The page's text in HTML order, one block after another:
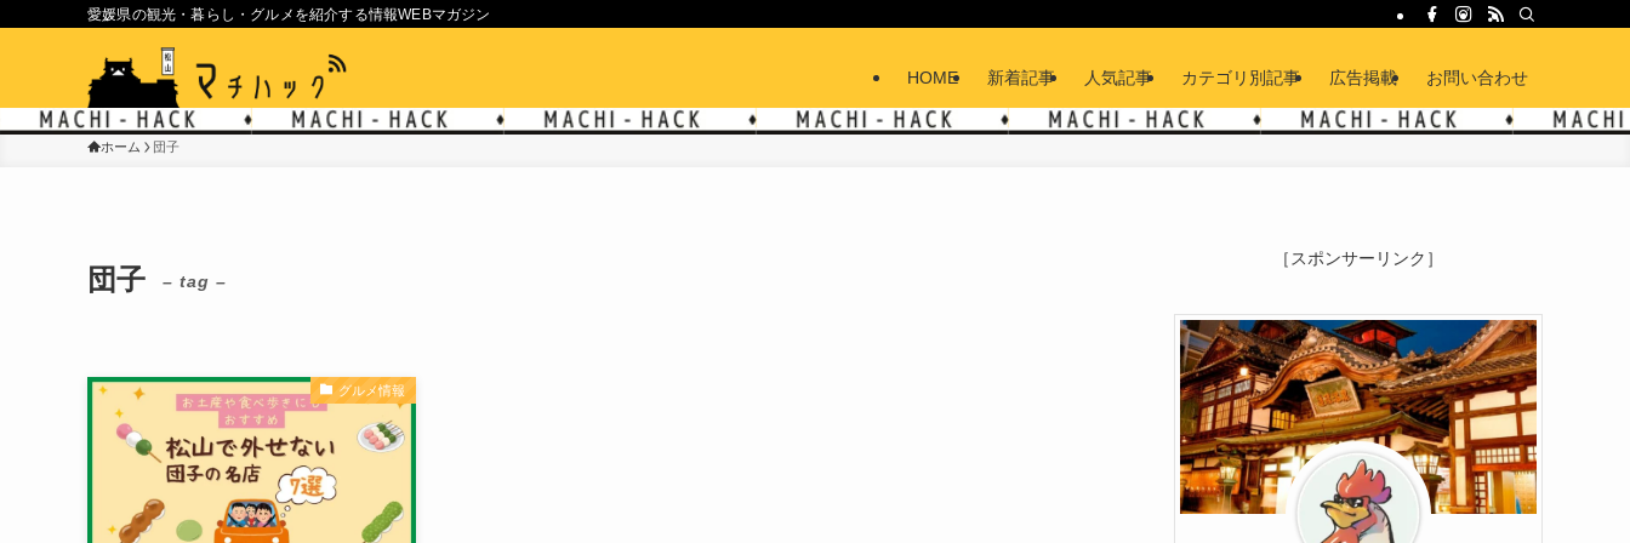
愛媛県の観光・暮らし・グルメを紹介する情報WEBマガジン
HOME 新着記事 人気記事 カテゴリ別記事 広告掲載 お問い合わせ
ホーム 団子
団子 – tag –
グルメ情報
［スポンサーリンク］